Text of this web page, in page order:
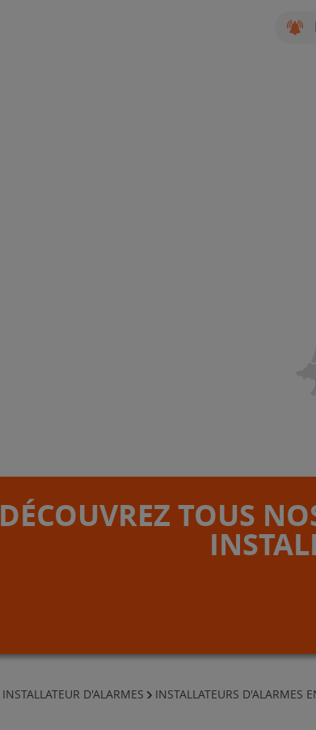
DÉCOUVREZ TOUS
INSTALLATEUR D'ALARMES INSTALLATEURS D'ALARMES